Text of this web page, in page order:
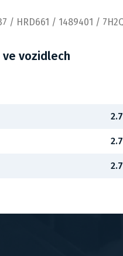
/ HRD661 / 1489401 /
ve vozidlech